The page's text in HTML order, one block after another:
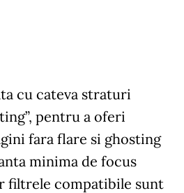
cu cateva straturi
pentru a oferi
fara flare si ghosting
minima de focus
filtrele compatibile sunt